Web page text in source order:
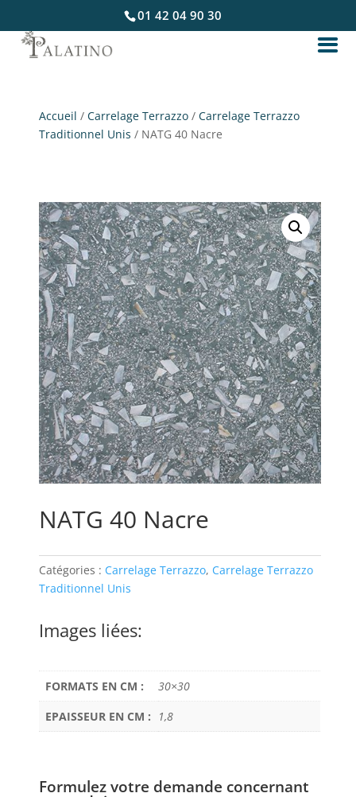
01 42 04 90 30
Accueil /Carrelage Terrazzo /Carrelage Terrazzo
Traditionnel Unis / NATG 40 Nacre
NATG 40 Nacre
Catégories : Carrelage Terrazzo, Carrelage Terrazzo
Traditionnel Unis
Images liées:
FORMATS EN CM :
30×30
EPAISSEUR EN CM :
1,8
Formulez votre demande concernant